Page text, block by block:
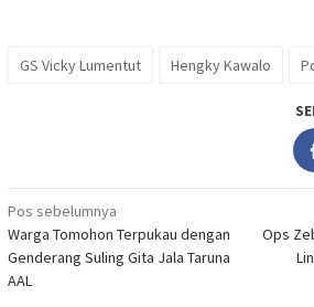
GS Vicky Lumentut Hengky Kawalo
Navigasi
pos
Pos sebelumnya
Warga Tomohon Terpukau dengan
Genderang Suling Gita Jala Taruna
AAL
Ops